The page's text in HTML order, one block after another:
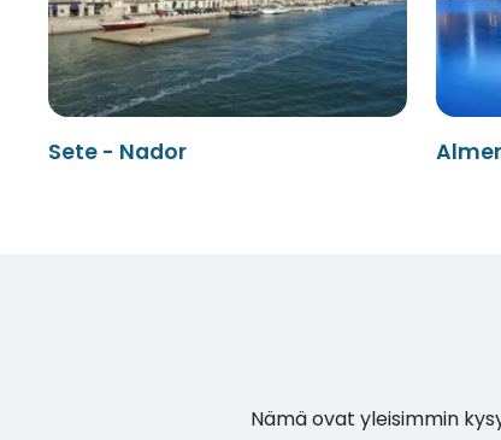
Sete - Nador
Nämä ovat yleisimmin